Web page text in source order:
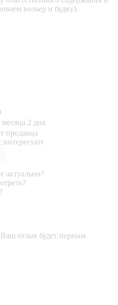
вольер и будку).
месяца 2 дня
продавца
интересуют
актуально?
отзыв будет первым.